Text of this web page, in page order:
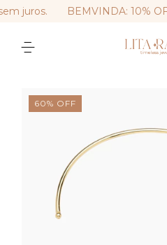
juros. BEMVINDA: 10%
60% OFF